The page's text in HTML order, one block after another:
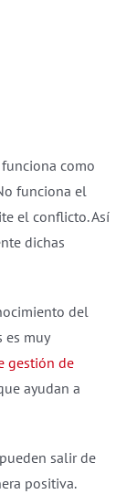
como
funciona el
el conflicto. Así
dichas
del
es muy
gestión de
ayudan a
salir de
positiva.